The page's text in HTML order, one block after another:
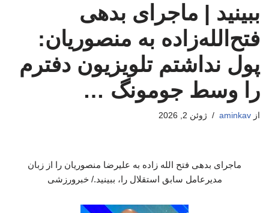
ببینید | ماجرای بدهی
فتح‌الله‌زاده به منصوریان:
پول نداشتم تلویزیون دفترم
را وسط جومونگ …
از aminkav ژوئن 2, 2026
ماجرای بدهی فتح الله زاده به علیرضا منصوریان را از زبان
مدیرعامل سابق استقلال را، ببینید./ خبرورزشی